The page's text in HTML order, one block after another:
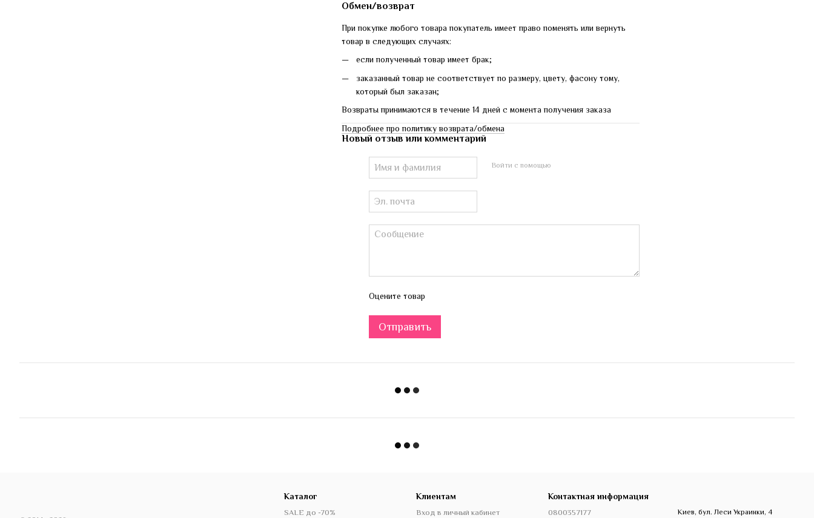
Обмен/возврат
При покупке любого товара покупатель имеет право поменять или вернуть
товар в следующих случаях:
если полученный товар имеет брак;
заказанный товар не соответствует по размеру, цвету, фасону тому,
который был заказан;
Возвраты принимаются в течение 14 дней с момента получения заказа
Подробнее про политику возврата/обмена
Новый отзыв или комментарий
Войти с помощью
Оцените товар
Отправить
Каталог
SALE до -70%
Клиентам
Вход в личный кабинет
Контактная информация
0800357177
Киев, бул. Леси Украинки, 4